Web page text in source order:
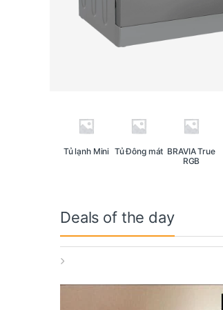
Tủ lạnh Mini Tủ Đông mát BRAVIA True
RGB
Deals of the day